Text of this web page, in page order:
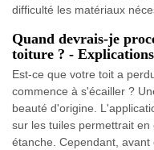
difficulté les matériaux
Quand devrais-je
toiture ? -
Est-ce que votre toit a
commence à s'écailler ?
beauté d'origine.
sur les tuiles permettrait
étanche. Cependant,